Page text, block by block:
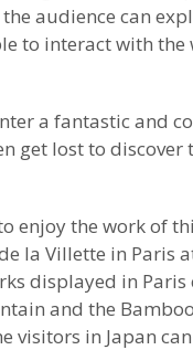
audience can
to interact with
a fantastic and
get lost to
enjoy the work of
la Villette in Paris
displayed in
and the
in Japan